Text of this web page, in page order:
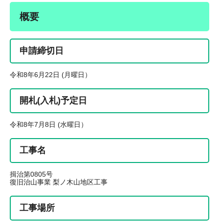
概要
申請締切日
令和8年6月22日 (月曜日）
開札(入札)予定日
令和8年7月8日 (水曜日）
工事名
揖治第0805号
復旧治山事業 梨ノ木山地区工事
工事場所